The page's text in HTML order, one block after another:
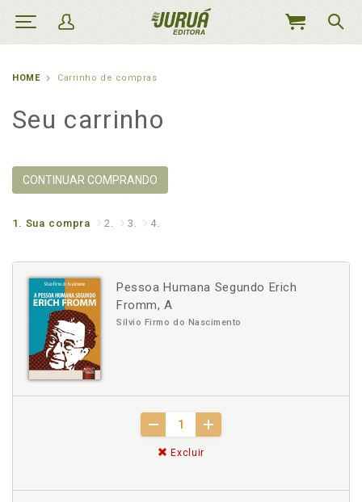
MEU
HOME Carrinho de compras
Seu carrinho
CONTINUAR COMPRANDO
1. Sua compra 2. 3. 4.
Pessoa Humana Segundo Erich
Fromm, A
Sílvio Firmo do Nascimento
Excluir